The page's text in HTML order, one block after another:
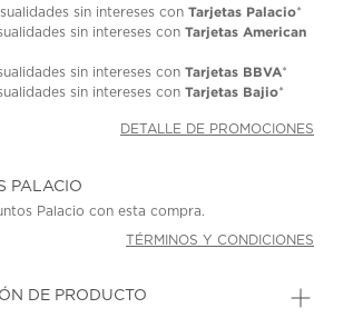
sin intereses conTarjetas Palacio*
sin intereses conTarjetas American
sin intereses conTarjetas BBVA*
sin intereses conTarjetas Bajio*
DETALLE DE PROMOCIONES
PALACIO
Palacio con esta compra.
TÉRMINOS Y CONDICIONES
DE PRODUCTO